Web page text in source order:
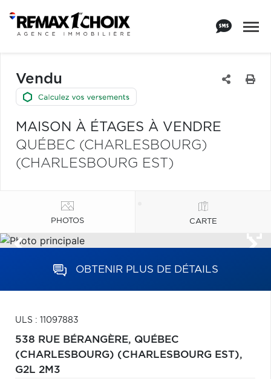
Vendu
MAISON À ÉTAGES À VENDRE
QUÉBEC (CHARLESBOURG)
(CHARLESBOURG EST)
PHOTOS CARTE
OBTENIR PLUS DE DÉTAILS
ULS : 11097883
538 RUE BÉRANGÈRE, QUÉBEC
(CHARLESBOURG) (CHARLESBOURG EST),
G2L 2M3